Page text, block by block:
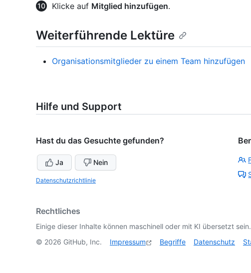
Klicke auf Mitglied hinzufügen.
Weiterführende Lektüre
Organisationsmitglieder zu einem Team hinzufügen
Hilfe und Support
Hast du das Gesuchte gefunden?
Ja Nein
Datenschutzrichtlinie
Rechtliches
Einige dieser Inhalte können maschinell oder mit KI übersetzt sein.
© 2026 GitHub, Inc. Impressum Begriffe Datenschutz